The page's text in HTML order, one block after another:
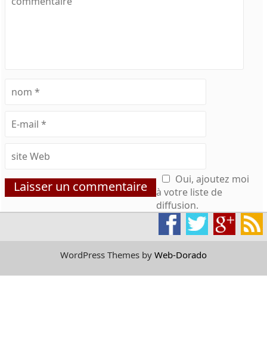
Oui, ajoutez moi
à votre liste de
diffusion.
WordPress Themes by Web-Dorado